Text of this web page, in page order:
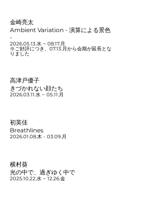
Ambient Variation - 演算による景色
-
金崎亮太
2026.05.13.水 ~ 08.17.月
※ご好評につき、07.13.月から会期が延長とな
りました
きづかれない顔たち
高津戸優子
2026.03.11.水 ~ 05.11.月
Breathlines
初英佳
2026.01.08.木 - 03.09.月
光の中で、過ぎゆく中で
横村葵
2025.10.22.水 ~ 12.26.金